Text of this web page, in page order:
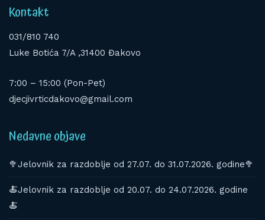
Kontakt
031/810 740
Luke Botića 7/A ,31400 Đakovo
7:00 – 15:00 (Pon-Pet)
djecjivrticdakovo@gmail.com
Nedavne objave
🥦Jelovnik za razdoblje od 27.07. do 31.07.2026. godine🥦
🍝Jelovnik za razdoblje od 20.07. do 24.07.2026. godine
🍝